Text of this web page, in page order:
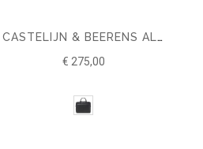
CASTELIJN & BEERENS ALPHA LAPTOPTAS 15.6'' RFID
€ 275,00